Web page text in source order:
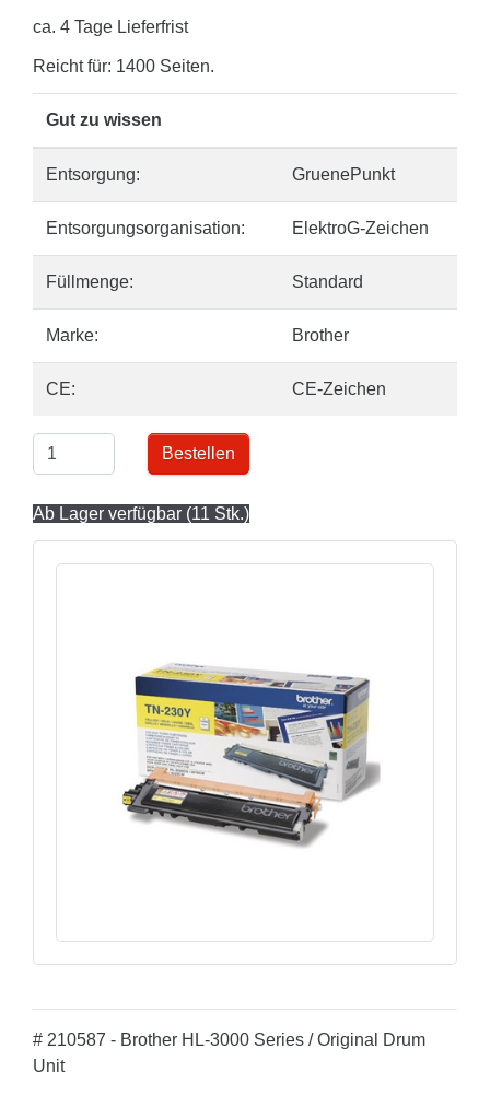
ca. 4 Tage Lieferfrist
Reicht für: 1400 Seiten.
Gut zu wissen
Entsorgung: GruenePunkt
Entsorgungsorganisation: ElektroG-Zeichen
Füllmenge: Standard
Marke: Brother
CE: CE-Zeichen
Bestellen
Ab Lager verfügbar (11 Stk.)
# 210587 - Brother HL-3000 Series / Original Drum
Unit